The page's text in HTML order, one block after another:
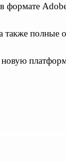
формате
полные
новую